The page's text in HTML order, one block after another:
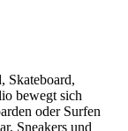
Skateboard,
bewegt sich
oder Surfen
Sneakers und